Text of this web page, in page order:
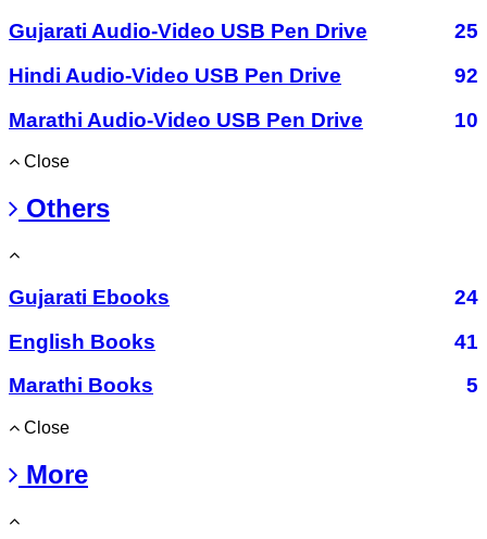
Gujarati Audio-Video USB Pen Drive
25
Hindi Audio-Video USB Pen Drive
92
Marathi Audio-Video USB Pen Drive
10
Close
Others
Gujarati Ebooks
24
English Books
41
Marathi Books
5
Close
More